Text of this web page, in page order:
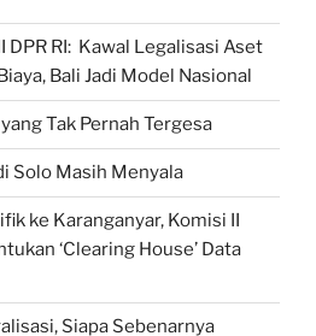
DPR RI: Kawal Legalisasi Aset
Bali Jadi Model Nasional
Tak Pernah Tergesa
Solo Masih Menyala
ke Karanganyar, Komisi II
‘Clearing House’ Data
Siapa Sebenarnya